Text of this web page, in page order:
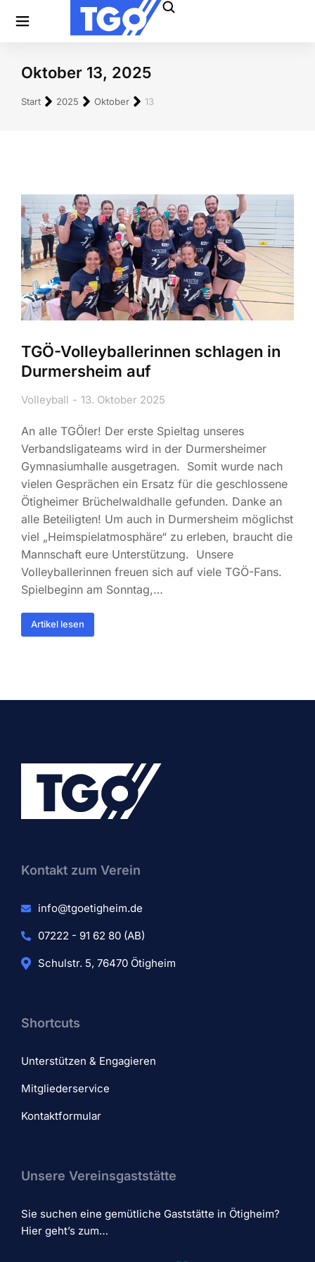
Oktober 13, 2025
Sie befinden sich hier:
Start 2025 Oktober 13
TGÖ-Volleyballerinnen schlagen in
Durmersheim auf
Volleyball 13. Oktober 2025
An alle TGÖler! Der erste Spieltag unseres
Verbandsligateams wird in der Durmersheimer
Gymnasiumhalle ausgetragen. Somit wurde nach
vielen Gesprächen ein Ersatz für die geschlossene
Ötigheimer Brüchelwaldhalle gefunden. Danke an
alle Beteiligten! Um auch in Durmersheim möglichst
viel „Heimspielatmosphäre“ zu erleben, braucht die
Mannschaft eure Unterstützung. Unsere
Volleyballerinnen freuen sich auf viele TGÖ-Fans.
Spielbeginn am Sonntag,…
Artikel lesen
Kontakt zum Verein​
info@tgoetigheim.de
07222 - 91 62 80 (AB)
Schulstr. 5, 76470 Ötigheim
Shortcuts
Unterstützen & Engagieren
Mitgliederservice
Kontaktformular
Unsere Vereinsgaststätte
Sie suchen eine gemütliche Gaststätte in Ötigheim?
Hier geht’s zum…